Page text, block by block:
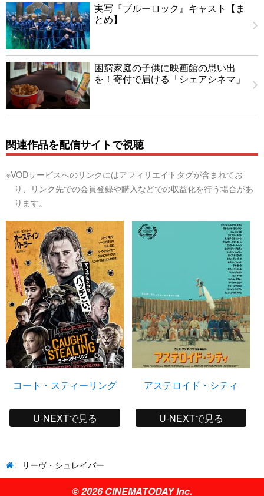
実写『ブルーロック』キャスト【ま
とめ】
困窮家庭の子供に映画館の思い出
を！寄付で届ける「シェアシネマ」
関連作品を配信サイトで視聴
※VODサービスへのリンクにはアフィリエイトタグが含まれてお
り、リンク先での会員登録や購入などでの収益化を行う場合があ
ります。
コート・スティーリング
U-NEXTで見る
アステロイド・シティ
U-NEXTで見る
リーヴ・シュレイバー
© 2026 CINEMATODAY Inc.